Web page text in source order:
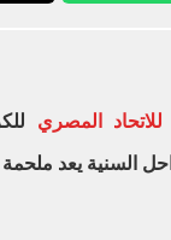
المصري
السنية يعد